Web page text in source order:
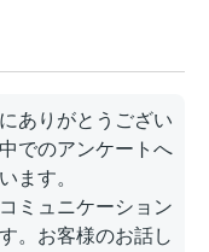
ありがとうござい
でのアンケートへ
ます。
ミュニケーション
。お客様のお話し